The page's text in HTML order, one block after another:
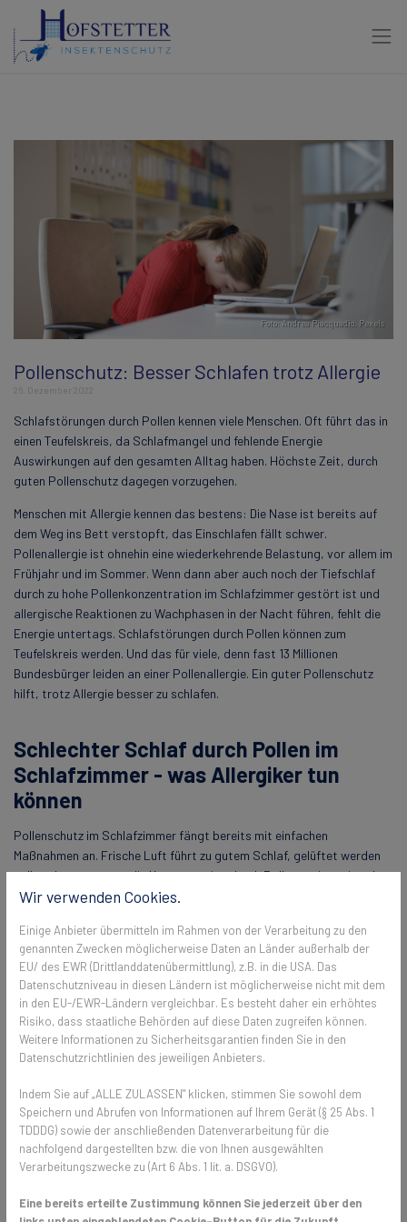
Foto:Andrea Piacquadio, Pexels
Pollenschutz: Besser Schlafen trotz Allergie
26. Dezember 2022
Schlafstörungen durch Pollen kennen viele Menschen. Oft führt das in
einen Teufelskreis, da Schlafmangel und fehlende Energie
Auswirkungen auf den gesamten Alltag haben. Höchste Zeit, durch
guten Pollenschutz dagegen vorzugehen.
Menschen mit Allergie kennen das bestens: Die Nase ist bereits auf
dem Weg ins Bett verstopft, das Einschlafen fällt schwer.
Pollenallergie ist ohnehin eine wiederkehrende Belastung, vor allem im
Frühjahr und im Sommer. Wenn dann aber auch noch der Tiefschlaf
durch zu hohe Pollenkonzentration im Schlafzimmer gestört ist und
allergische Reaktionen zu Wachphasen in der Nacht führen, fehlt die
Energie untertags. Schlafstörungen durch Pollen können zum
Teufelskreis werden. Und das für viele, denn fast 13 Millionen
Bundesbürger leiden an einer Pollenallergie. Ein guter Pollenschutz
hilft, trotz Allergie besser zu schlafen.
Schlechter Schlaf durch Pollen im
Schlafzimmer - was Allergiker tun
können
Pollenschutz im Schlafzimmer fängt bereits mit einfachen
Maßnahmen an. Frische Luft führt zu gutem Schlaf, gelüftet werden
sollte aber nur, wenn die Konzentration durch Pollen geringer ist als
während des Tages und das Fenster bedenkenlos geöffnet werden
Lüften an. Schlafgewand sollte darüber hinaus nicht draußen
getrocknet werden, auch ein regelmäßiges Wechseln der Bettwäsche
plus einer sporadischen Reinigung der Matratzen, Kissen und Decken
helfen Allergikern, besser durch die Nacht zu kommen. Getragene
Kleidung sollte zudem außerhalb des Schlafzimmers, beispielsweise
im Badezimmer gelagert werden. So sehen einfache Maßnahmen für
Allergiker durch Pollenschutz aus. Guten Pollenschutz erreichen
vorhanden sein kann und dabei die Pollenkonzentration noch weiter
gesenkt wird. Das klappt durch ein professionelles
Pollenschutzgitter.
Oberfläche von Polltec®TFP lässt
Wir verwenden Cookies.
Einige Anbieter übermitteln im Rahmen von der Verarbeitung zu den
genannten Zwecken möglicherweise Daten an Länder außerhalb der
EU/ des EWR (Drittlanddatenübermittlung), z.B. in die USA. Das
Datenschutzniveau in diesen Ländern ist möglicherweise nicht mit dem
in den EU-/EWR-Ländern vergleichbar. Es besteht daher ein erhöhtes
Risiko, dass staatliche Behörden auf diese Daten zugreifen können.
Weitere Informationen zu Sicherheitsgarantien finden Sie in den
Datenschutzrichtlinien des jeweiligen Anbieters.
Indem Sie auf „ALLE ZULASSEN" klicken, stimmen Sie sowohl dem
Speichern und Abrufen von Informationen auf Ihrem Gerät (§ 25 Abs. 1
TDDDG) sowie der anschließenden Datenverarbeitung für die
nachfolgend dargestellten bzw. die von Ihnen ausgewählten
Verarbeitungszwecke zu (Art 6 Abs. 1 lit. a. DSGVO).
Eine bereits erteilte Zustimmung können Sie jederzeit über den